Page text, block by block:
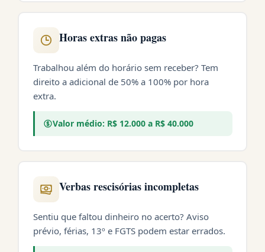
Horas extras não pagas
Trabalhou além do horário sem receber? Tem
direito a adicional de 50% a 100% por hora
extra.
Valor médio: R$ 12.000 a R$ 40.000
Verbas rescisórias incompletas
Sentiu que faltou dinheiro no acerto? Aviso
prévio, férias, 13º e FGTS podem estar errados.